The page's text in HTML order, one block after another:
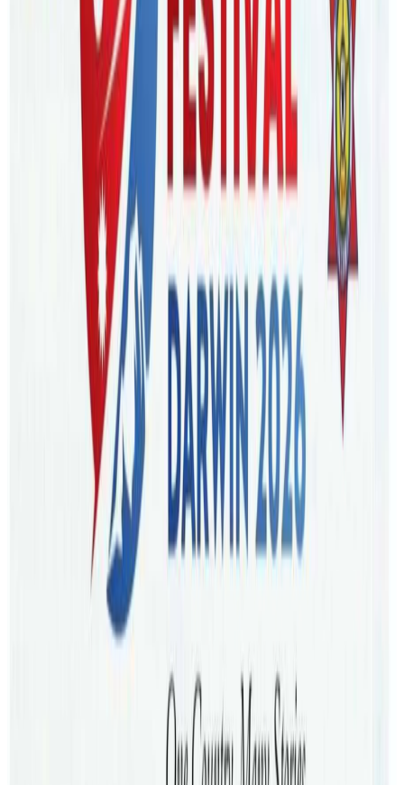
मोरिसनले विद्यार्थी, दक्ष कामदार र वर्किङ होलिडे भिषावालालाई
आउन दिने बताउनुभएको हो ।
ओमिक्रोन देखिएपछि सरकारले यसअघि डिसेम्बर १ बाट आउने दिने
भनेका यी २८ वटा भिषाधारीलाई १५ डिसेम्बरसम्म रोक लगाएको थियो
। तर, अष्ट्रेलियामा दुबै खोप लगाउनेहरुको संख्या अत्याधिक रहेको
तथा नया भेरियन्टको प्रभाव त्यत्ति चिन्ता जनक नदेखिएपछि सरकारले
डिसेम्बर १५ बाट उक्त योजनालाई सुचारु गर्न लागेको हो ।
हाललाई न्यु साउथ वेल्स र भिक्टोरियाले मात्रै विद्यार्थीलाई प्रवेश दिने
दिन आइसोलेसनमा बस्नुपर्नेछ । यात्रा बारे सरकारको यो वेवसाइट
डिसेम्बर १५ बाट आउन पाउने भिषाधारीहरुको सुची यस्तो छ ।